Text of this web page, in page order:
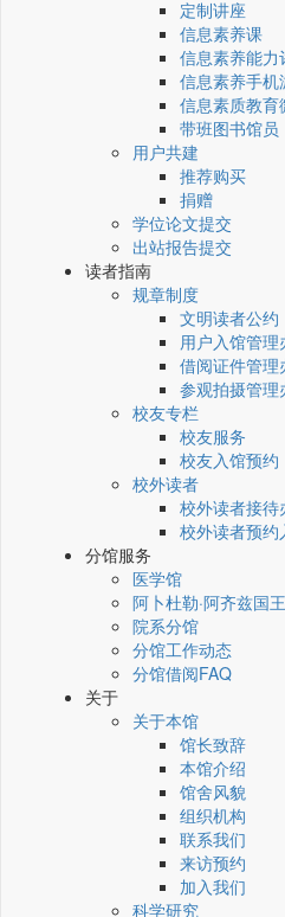
定制讲座
信息素养课
信息素养能力
信息素养手机
信息素质教育
带班图书馆员
用户共建
推荐购买
捐赠
学位论文提交
出站报告提交
读者指南
规章制度
文明读者公约
用户入馆管理
借阅证件管理
参观拍摄管理
校友专栏
校友服务
校友入馆预约
校外读者
校外读者接待
校外读者预约
分馆服务
医学馆
阿卜杜勒·阿齐兹国
院系分馆
分馆工作动态
分馆借阅FAQ
关于
关于本馆
馆长致辞
本馆介绍
馆舍风貌
组织机构
联系我们
来访预约
加入我们
科学研究